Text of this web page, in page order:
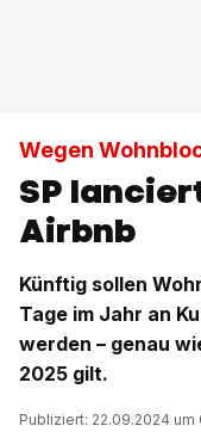
Wegen
SP
Airbnb
Künftig sollen
Tage im Jahr an
werden – genau
2025 gilt.
Publiziert: 22.09.2024 um